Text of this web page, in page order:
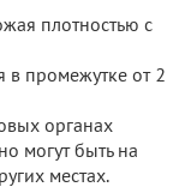
плотностью с
в промежутке от 2
органах
могут быть на
местах.